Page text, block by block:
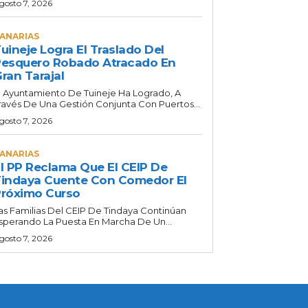
7, 2026
Logra El Traslado Del
Robado Atracado En
Tarajal
Ayuntamiento De Tuineje Ha Logrado, A
De Una Gestión Conjunta Con Puertos...
7, 2026
PP Reclama Que El CEIP De
Cuente Con Comedor El
Curso
Familias Del CEIP De Tindaya Continúan
La Puesta En Marcha De Un...
7, 2026